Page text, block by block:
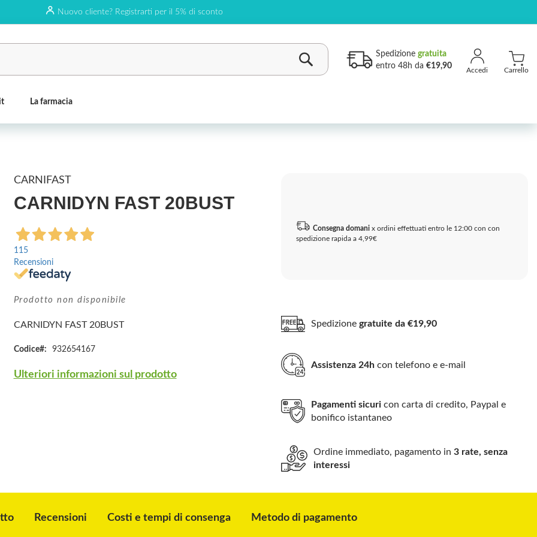
Nuovo cliente? Registrarti per il 5% di sconto
Carrello
Spedizione gratuita
entro 48h da €19,90
La farmacia
CARNIFAST
CARNIDYN FAST 20BUST
115
Recensioni
Prodotto non disponibile
CARNIDYN FAST 20BUST
Codice 932654167
Ulteriori informazioni sul prodotto
Consegna domani x ordini effettuati entro le 12:00 con con
spedizione rapida a 4,99€
Spedizionegratuite da €19,90
Assistenza 24h con telefono e e-mail
Pagamenti sicuri con carta di credito, Paypal e
bonifico istantaneo
Ordine immediato, pagamento in3 rate, senza
interessi
Recensioni Costi e tempi di consenga Metodo di pagamento